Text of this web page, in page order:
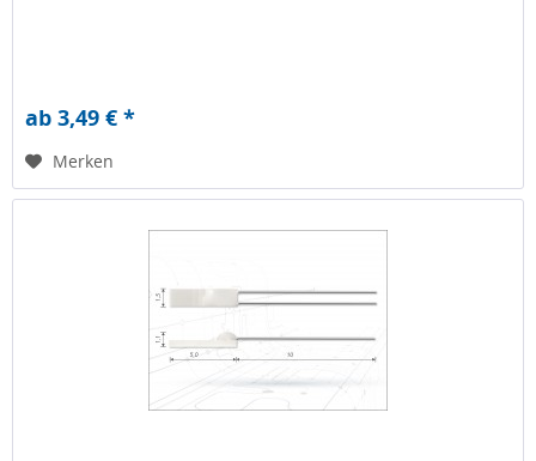
ab 3,49 € *
Merken